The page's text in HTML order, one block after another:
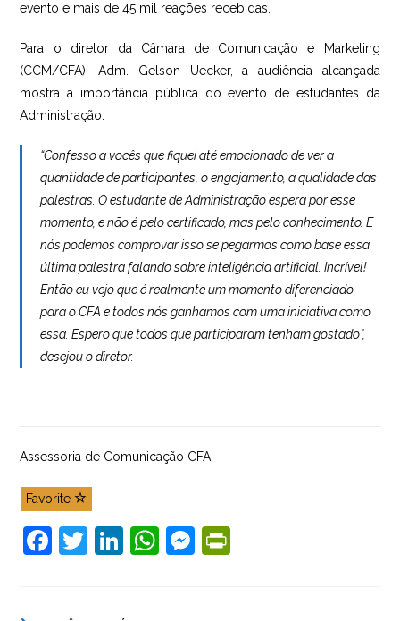
evento e mais de 45 mil reações recebidas.
Para o diretor da Câmara de Comunicação e Marketing
(CCM/CFA), Adm. Gelson Uecker, a audiência alcançada
mostra a importância pública do evento de estudantes da
Administração.
“Confesso a vocês que fiquei até emocionado de ver a
quantidade de participantes, o engajamento, a qualidade das
palestras. O estudante de Administração espera por esse
momento, e não é pelo certificado, mas pelo conhecimento. E
nós podemos comprovar isso se pegarmos como base essa
última palestra falando sobre inteligência artificial. Incrível!
Então eu vejo que é realmente um momento diferenciado
para o CFA e todos nós ganhamos com uma iniciativa como
essa. Espero que todos que participaram tenham gostado”,
desejou o diretor.
Assessoria de Comunicação CFA
Favorite
F
T
Li
W M